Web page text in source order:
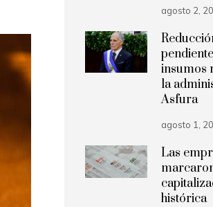
agosto 2,
insumos
la
Asfura
agosto 1,
Las
histórica